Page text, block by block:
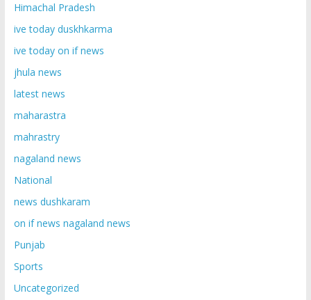
Himachal Pradesh
ive today duskhkarma
ive today on if news
jhula news
latest news
maharastra
mahrastry
nagaland news
National
news dushkaram
on if news nagaland news
Punjab
Sports
Uncategorized